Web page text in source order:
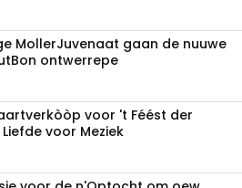
MollerJuvenaat gaan de nuuwe
ontwerrepe
voor 't Féést der
Liefde voor Meziek